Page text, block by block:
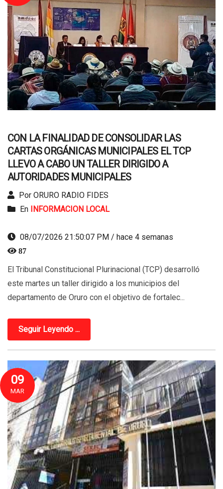
CON LA FINALIDAD DE CONSOLIDAR LAS
CARTAS ORGÁNICAS MUNICIPALES EL TCP
LLEVO A CABO UN TALLER DIRIGIDO A
AUTORIDADES MUNICIPALES
Por ORURO RADIO FIDES
En
INFORMACION LOCAL
08/07/2026 21:50:07 PM / hace 4 semanas
87
El Tribunal Constitucional Plurinacional (TCP) desarrolló
este martes un taller dirigido a los municipios del
departamento de Oruro con el objetivo de fortalec...
Seguir Leyendo ...
09
MAR